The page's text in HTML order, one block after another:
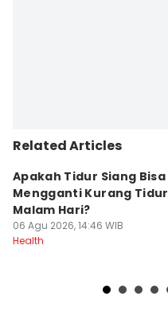
Related Articles
Apakah Tidur Siang Bisa
Mengganti Kurang Tidur
Malam Hari?
06 Agu 2026, 14:46 WIB
Health